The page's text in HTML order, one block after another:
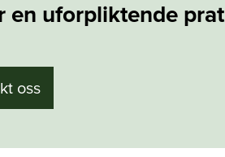
en uforpliktende prat
oss